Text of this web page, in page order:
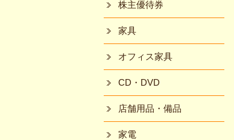
株主優待券
家具
オフィス家具
CD・DVD
店舗用品・備品
家電